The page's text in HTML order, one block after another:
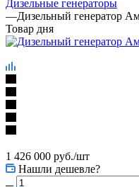
Дизельные генераторы
—Дизельный генератор
Товар дня
1 426 000 руб./шт
Нашли дешевле?